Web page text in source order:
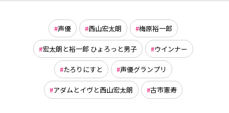
声優 西山宏太朗 梅原裕一郎
宏太朗と裕一郎 ひょろっと男子 ウインナー
たろりにすと 声優グランプリ
アダムとイヴと西山宏太朗 古市憲寿